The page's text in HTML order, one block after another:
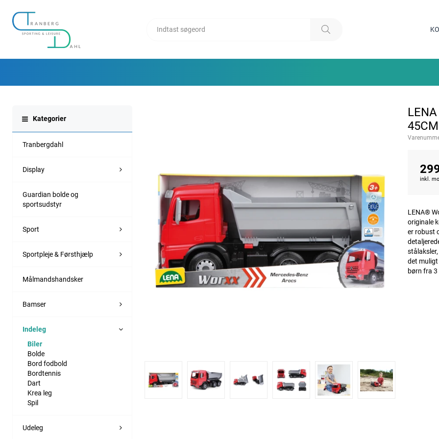
Kategorier
Tranbergdahl
Display
Guardian bolde og
sportsudstyr
Sport
Sportpleje & Førsthjælp
Målmandshandsker
Bamser
Indeleg
Biler
Bolde
Bord fodbold
Bordtennis
Dart
Krea leg
Spil
Udeleg
45CM
inkl.
LENA®
originale
er robust
det
børn fra 3